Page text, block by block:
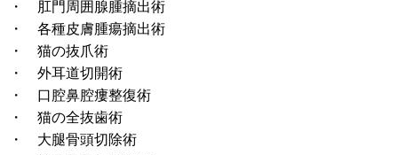
・ 肛門周囲腺腫摘出術
・ 各種皮膚腫瘍摘出術
・ 猫の抜爪術
・ 外耳道切開術
・ 口腔鼻腔瘻整復術
・ 猫の全抜歯術
・ 大腿骨頭切除術